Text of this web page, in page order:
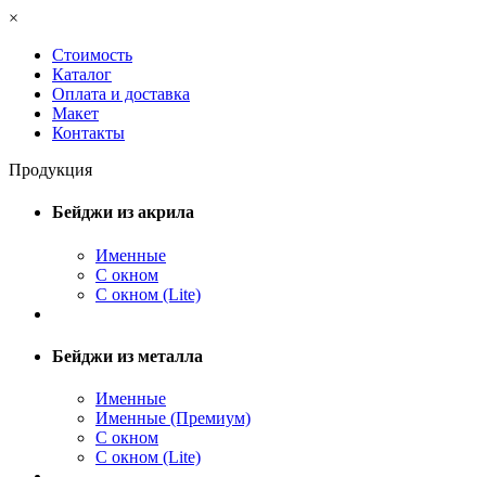
×
Стоимость
Каталог
Оплата и доставка
Макет
Контакты
Продукция
Бейджи из акрила
Именные
С окном
С окном (Lite)
Бейджи из металла
Именные
Именные (Премиум)
С окном
С окном (Lite)